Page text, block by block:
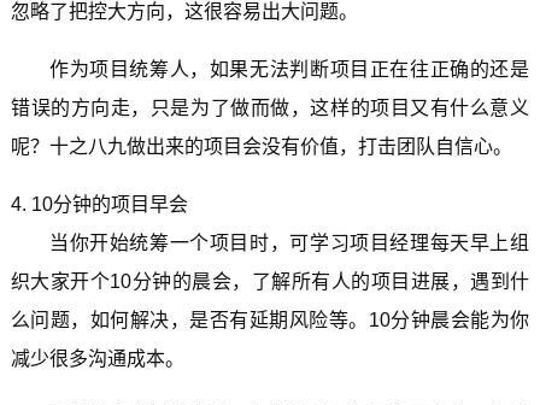
忽略了把控大方向，这很容易出大问题。
作为项目统筹人，如果无法判断项目正在往正确的还是
错误的方向走，只是为了做而做，这样的项目又有什么意义
呢？十之八九做出来的项目会没有价值，打击团队自信心。
4. 10分钟的项目早会
当你开始统筹一个项目时，可学习项目经理每天早上组
织大家开个10分钟的晨会，了解所有人的项目进展，遇到什
么问题，如何解决，是否有延期风险等。10分钟晨会能为你
减少很多沟通成本。